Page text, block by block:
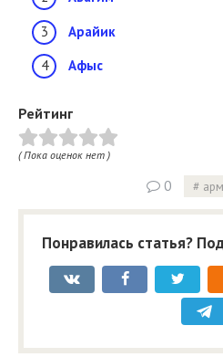
Арайик
Афыс
Рейтинг
( Пока оценок нет )
0
Понравилась статья?